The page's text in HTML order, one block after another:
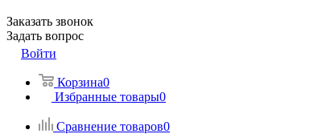
Заказать звонок
Задать вопрос
Войти
Корзина0
Избранные товары0
Сравнение товаров0